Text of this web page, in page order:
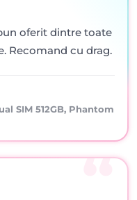
oferit dintre toate
Recomand cu drag.
SIM 512GB, Phantom